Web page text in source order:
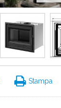
Stampa